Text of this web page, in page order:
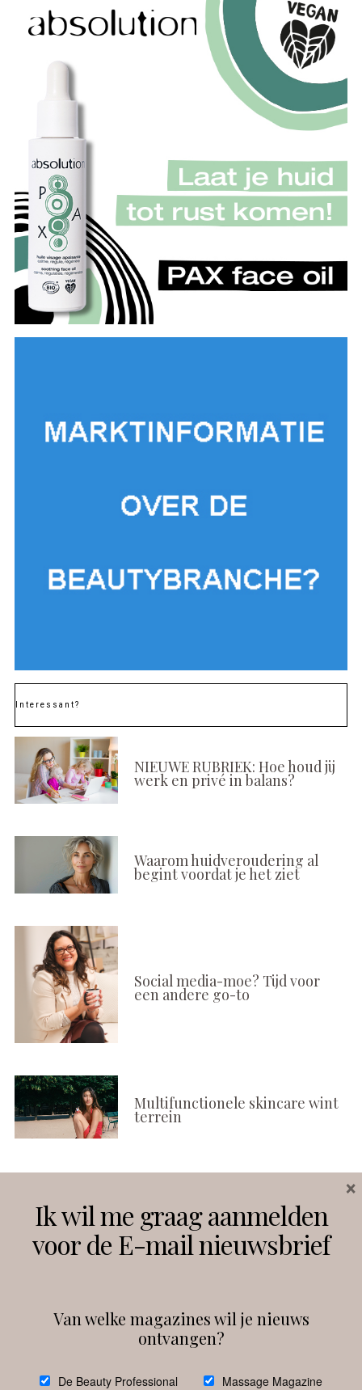
Interessant?
NIEUWE RUBRIEK: Hoe houd jij
werk en privé in balans?
Waarom huidveroudering al
begint voordat je het ziet
Social media-moe? Tijd voor
een andere go-to
Multifunctionele skincare wint
terrein
Instagram Facebook
debeautyprofessional
Ik wil me graag aanmelden
voor de E-mail nieuwsbrief
Van welke magazines wil je nieuws
ontvangen?
De Beauty Professional Massage Magazine
×